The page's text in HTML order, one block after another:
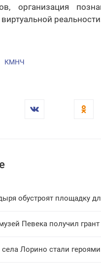
организация
КМНЧ
обустроят площадку
Певека получил
села Лорино стали